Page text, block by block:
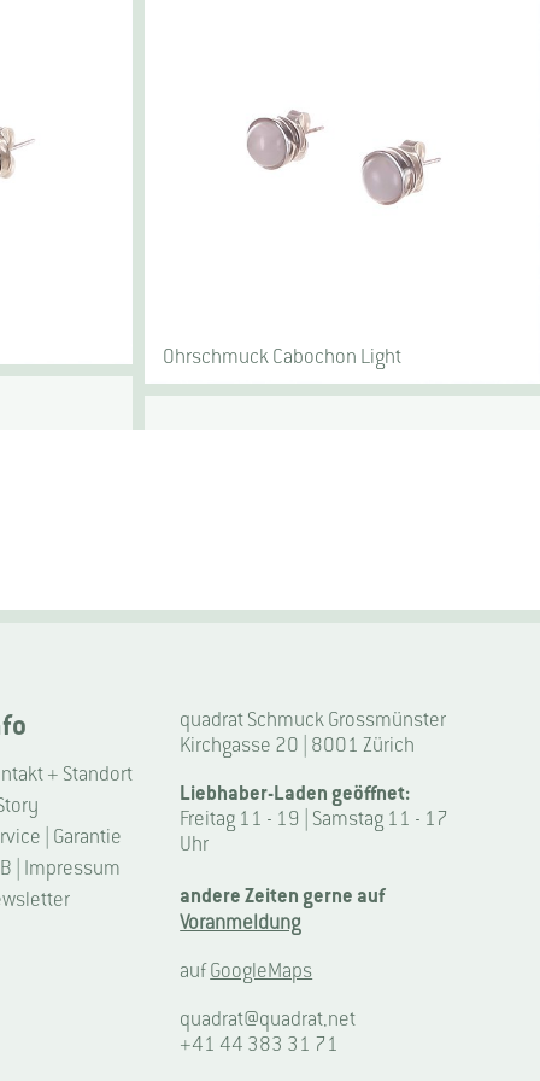
Ohrschmuck Cabochon Light
+ Standort
| Garantie
| Impressum
quadrat Schmuck Grossmünster
Kirchgasse 20 | 8001 Zürich
Liebhaber-Laden geöffnet:
Freitag 11 - 19 | Samstag 11 - 17
Uhr
andere Zeiten gerne auf
Voranmeldung
aufGoogleMaps
quadrat@quadrat.net
+41 44 383 31 71